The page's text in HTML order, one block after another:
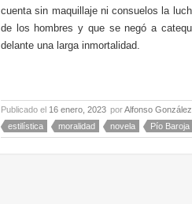
cuenta sin maquillaje ni consuelos la
de los hombres y que se negó a
delante una larga inmortalidad.
Publicado el 16 enero, 2023 porAlfonso
estilística
moralidad novela Pío Baroja